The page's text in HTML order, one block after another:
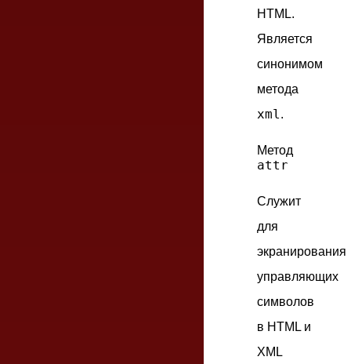
HTML.
Является
синонимом
метода
xml .
Метод
attr
Служит
для
экранирования
управляющих
символов
в HTML и
XML